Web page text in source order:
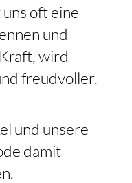
oft eine
und
wird
freudvoller.
und unsere
damit